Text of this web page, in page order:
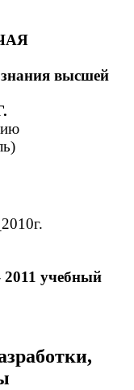
высшей